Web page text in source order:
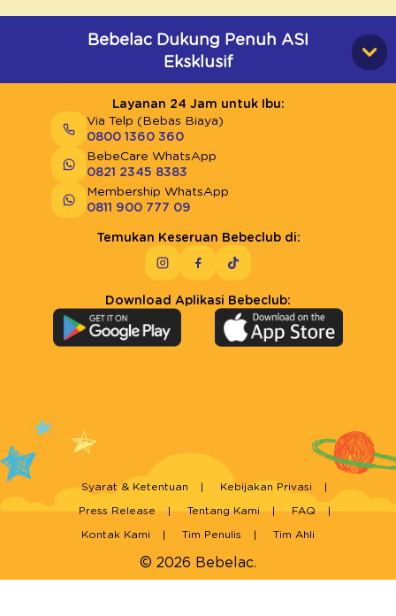
Bebelac Dukung Penuh ASI
Eksklusif
Layanan 24 Jam untuk Ibu:
Via Telp (Bebas Biaya)
0800 1360 360
BebeCare WhatsApp
0821 2345 8383
Membership WhatsApp
0811 900 777 09
Temukan Keseruan Bebeclub di:
Download Aplikasi Bebeclub:
© 2026 Bebelac.
Syarat & Ketentuan Kebijakan Privasi
Press Release Tentang Kami FAQ
Kontak Kami Tim Penulis Tim Ahli